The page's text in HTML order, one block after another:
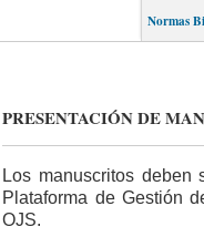
Normas
PRESENTACIÓN DE
Los manuscritos deben
Plataforma de Gestión
OJS.